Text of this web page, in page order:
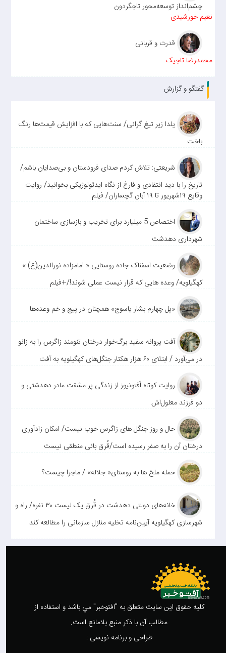
چشم‌انداز توسعه‌محور تاجگردون
نعیم خورشیدی
قدرت و قربانی
محمدرضا تاجیک
گفتگو و گزارش
یلدا زیر تیغ گرانی/ سنت‌هایی که با افزایش قیمت‌ها رنگ
باخت
شریعتی: تلاش کردم صدای فرودستان و بی‌صدایان باشم/
تاریخ را با دید انتقادی و فارغ از نگاه ایدئولوژیکی بخوانید/ روایت
وقایع ۱۹شهریور تا ۱۹ آبان گچساران/ فیلم
اختصاص 5 میلیارد برای تخریب و بازسازی ساختمان
شهرداری دهدشت
وضعیت اسفناک جاده روستایی « امامزاده نورالدین(ع) »
کهگیلویه/ وعده هایی که قرار نیست عملی شوند!/+فیلم
«پل چهارم بشار یاسوج» همچنان در پیچ و خم وعده‌ها
آفت پروانه سفید برگ‌خوار درختان تنومند زاگرس را به زانو
در می‌آورد / ابتلای ۶۰ هزار هکتار جنگل‌های کهگیلویه به آفت
روایت کوتاه اَفتونیوز از زندگی پر مشقت مادر دهدشتی و
دو فرزند معلول‌اش
حال و روز جنگل های زاگرس خوب نیست/ امکان زادآوری
درختان آن را به صفر رسیده است/قُرق بانی منطقی نیست
حمله ملخ ها به روستای« جلاله» / ماجرا چیست؟
خانه‌های دولتی دهدشت در قُرق یک لیست ۳۰ نفره/ راه و
شهرسازی کهگیلویه آیین‌نامه تخلیه منازل سازمانی را مطالعه کند
کليه حقوق اين سايت متعلق به "افتوخبر" مي باشد و استفاده از
مطالب آن با ذکر منبع بلامانع است.
طراحی و برنامه نویسی :